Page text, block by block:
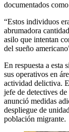
documentados
“Estos individuos
abrumadora
asilo que intentan
del sueño
En respuesta a esta
sus operativos en
actividad delictiva.
jefe de detectives
anunció medidas
despliegue de
población migrante.